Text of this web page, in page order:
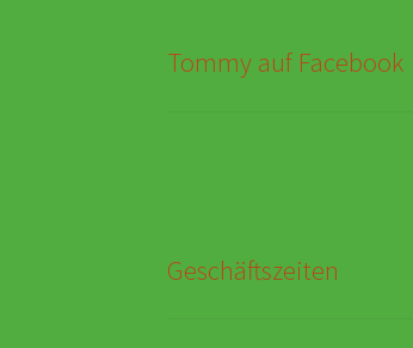
Tommy auf Facebook
Geschäftszeiten